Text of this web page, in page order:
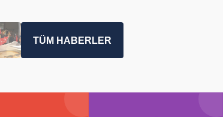
TÜM HABERLER